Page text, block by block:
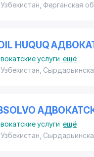
Узбекистан, Ферганская
HUQUQ
услуги ещё
Узбекистан,
услуги ещё
Узбекистан,